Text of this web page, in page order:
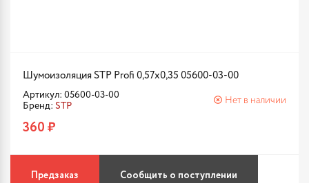
Шумоизоляция STP Profi 0,57х0,35 05600-03-00
Артикул: 05600-03-00
Бренд: STP
Нет в наличии
360 ₽
Предзаказ Сообщить о поступлении